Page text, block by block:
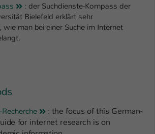
: der Suchdienste-Kompass der
Bielefeld erklärt sehr
wie man bei einer Suche im Internet
: the focus of this German-
for internet research is on